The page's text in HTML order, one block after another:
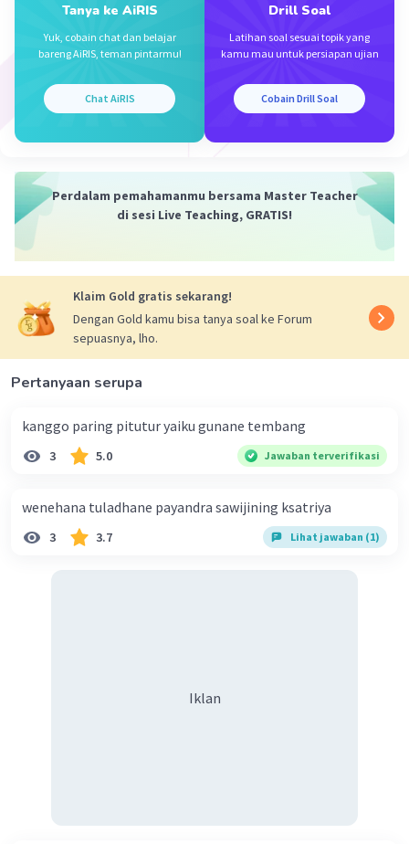
Tanya ke AiRIS
Yuk, cobain chat dan belajar
bareng AiRIS, teman pintarmu!
Chat AiRIS
Drill Soal
Latihan soal sesuai topik yang
kamu mau untuk persiapan ujian
Cobain Drill Soal
Perdalam pemahamanmu bersama Master Teacher
di sesi Live Teaching, GRATIS!
Klaim Gold gratis sekarang!
Dengan Gold kamu bisa tanya soal ke Forum
sepuasnya, lho.
Pertanyaan serupa
kanggo paring pitutur yaiku gunane tembang
3 5.0 Jawaban terverifikasi
wenehana tuladhane payandra sawijining ksatriya
3 3.7 Lihat jawaban (1)
Iklan